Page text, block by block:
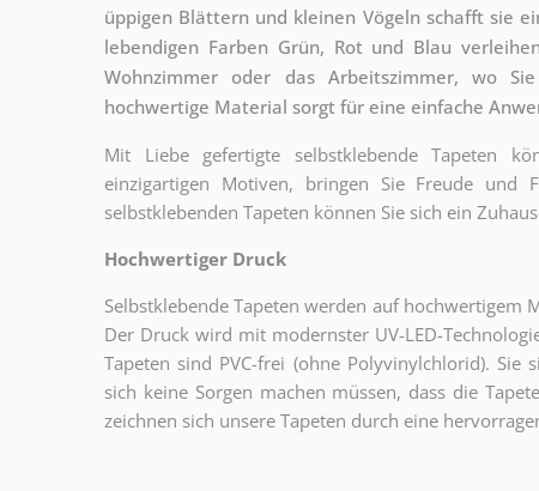
üppigen Blättern und kleinen Vögeln schafft sie
lebendigen Farben Grün, Rot und Blau
Wohnzimmer oder das Arbeitszimmer, wo
hochwertige Material sorgt für eine einfache
Mit Liebe gefertigte selbstklebende Tapeten
einzigartigen Motiven, bringen Sie Freude und
selbstklebenden Tapeten können Sie sich ein
Hochwertiger Druck
Selbstklebende Tapeten werden auf
Der Druck wird mit modernster UV-LED-
Tapeten sind PVC-frei (ohne Polyvinylchlorid).
sich keine Sorgen machen müssen, dass die
zeichnen sich unsere Tapeten durch eine